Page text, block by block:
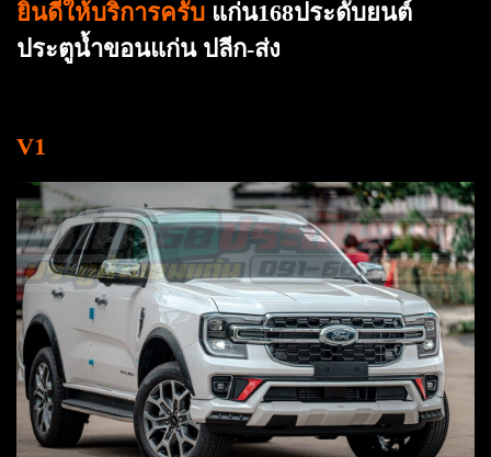
ยินดีให้บริการครับ แก่น168ประดับยนต์
ประตูน้ำขอนแก่น ปลีก-ส่ง
V1